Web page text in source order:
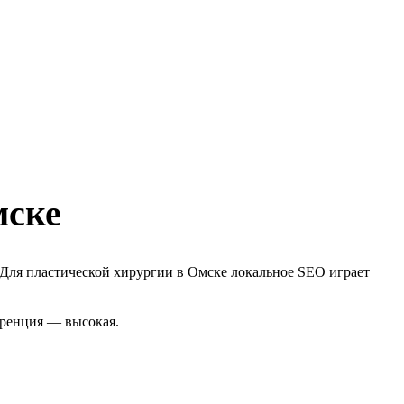
пластической хирургии в Омске локальное SEO играет
— высокая.